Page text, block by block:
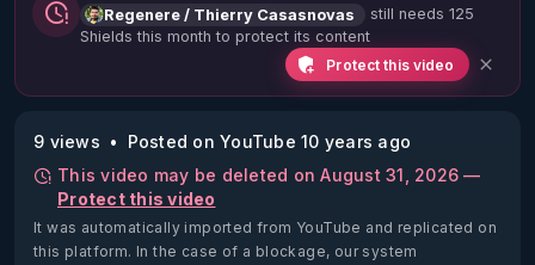
Regenere / Thierry Casasnovas
still needs 125
Shields this month to protect its content
Protect this video
9 views
Posted on YouTube 10 years ago
This video may be deleted on August 31, 2026 —
Protect this video
It was automatically imported from YouTube and replicated on
this platform. In the case of a blockage, our system